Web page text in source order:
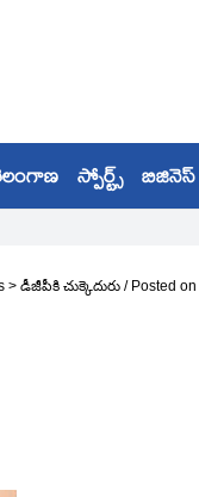
స్పోర్ట్స్ బిజినెస్
> డీజీపీకి చుక్కెదురు / Posted on